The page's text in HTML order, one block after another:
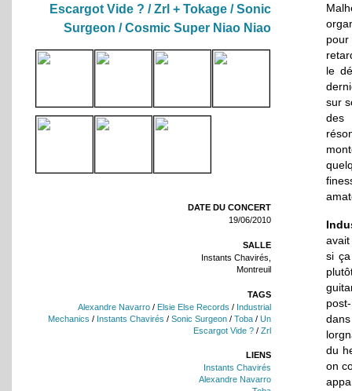
Escargot Vide ? / Zrl + Tokage / Sonic
Surgeon / Cosmic Super Niao Niao
DATE DU CONCERT
19/06/2010
SALLE
Instants Chavirés,
Montreuil
TAGS
Alexandre Navarro / Elsie Else Records / Industrial
Mechanics / Instants Chavirés / Sonic Surgeon / Toba / Un
Escargot Vide ? / Zrl
LIENS
Instants Chavirés
Alexandre Navarro
le
sur
des
si
du
on